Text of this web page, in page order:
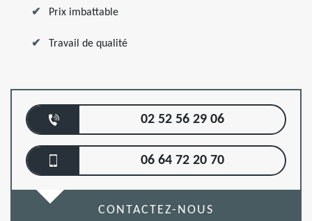
Prix imbattable
Travail de qualité
02 52 56 29 06
06 64 72 20 70
CONTACTEZ-NOUS